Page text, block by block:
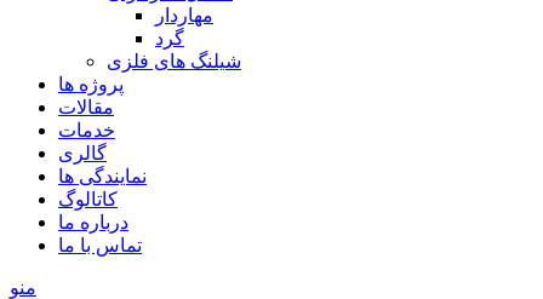
مهاردار
گرد
شیلنگ های فلزی
پروژه ها
مقالات
خدمات
گالری
نمایندگی ها
کاتالوگ
درباره ما
تماس با ما
منو